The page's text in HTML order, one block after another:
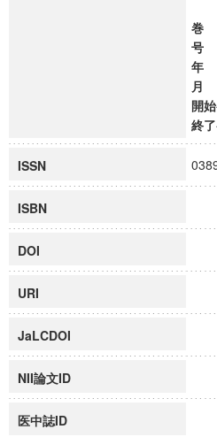
巻
号
年
月
開
終
ISSN
ISBN
DOI
URI
JaLCDOI
NII論文ID
医中誌ID